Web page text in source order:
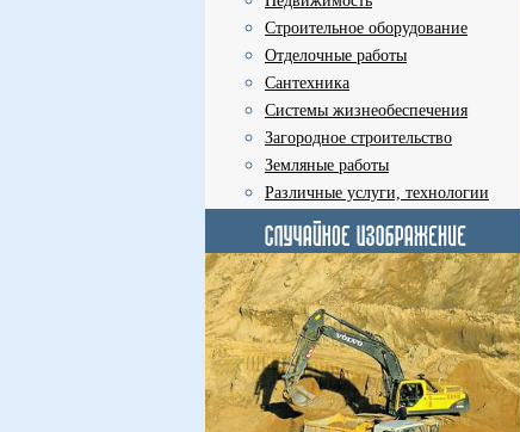
Строительное оборудование
Отделочные работы
Сантехника
Системы жизнеобеспечения
Загородное строительство
Земляные работы
Различные услуги, технологии